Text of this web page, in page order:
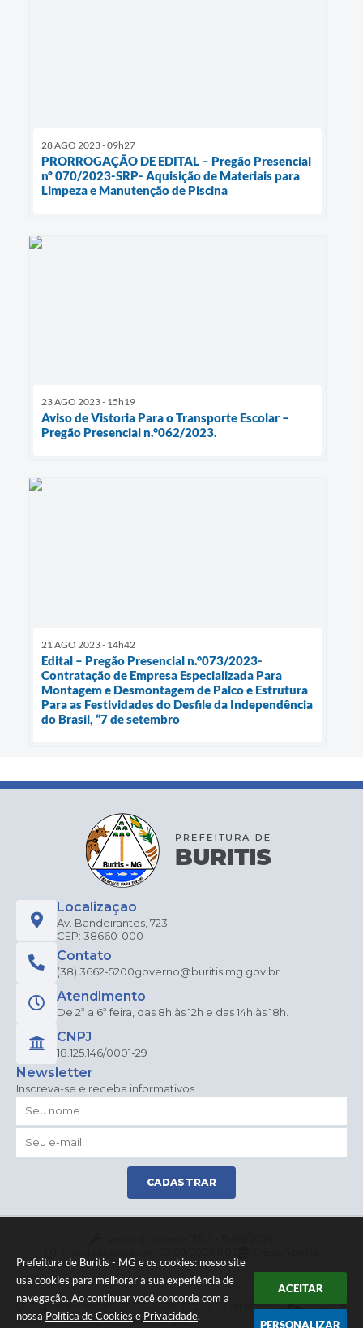
Prefeitura de Buritis - MG e os cookies: nosso site
usa cookies para melhorar a sua experiência de
navegação. Ao continuar você concorda com a
nossa Política de Cookies e Privacidade.
ACEITAR
PERSONALIZAR
28 AGO 2023 - 09h27
PRORROGAÇÃO DE EDITAL – Pregão Presencial
nº 070/2023-SRP- Aquisição de Materiais para
Limpeza e Manutenção de Piscina
23 AGO 2023 - 15h19
Aviso de Vistoria Para o Transporte Escolar –
Pregão Presencial n.°062/2023.
21 AGO 2023 - 14h42
Edital – Pregão Presencial n.°073/2023-
Contratação de Empresa Especializada Para
Montagem e Desmontagem de Palco e Estrutura
Para as Festividades do Desfile da Independência
do Brasil, “7 de setembro
Localização
Av. Bandeirantes, 723
CEP: 38660-000
Contato
(38) 3662-5200governo@buritis.mg.gov.br
Atendimento
De 2ª a 6ª feira, das 8h às 12h e das 14h às 18h.
CNPJ
18.125.146/0001-29
Newsletter
Inscreva-se e receba informativos
CADASTRAR
© Copyright Instar - 2006-2026. Todos os direitos
reservados -Instar Tecnologia